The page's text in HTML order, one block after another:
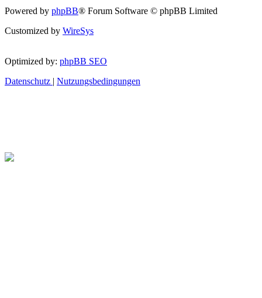
Powered by phpBB® Forum Software © phpBB Limited
Customized by WireSys
Optimized by: phpBB SEO
Datenschutz
Nutzungsbedingungen